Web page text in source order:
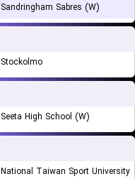
Sandringham Sabres (W)
Stockolmo
Seeta High School (W)
National Taiwan Sport University